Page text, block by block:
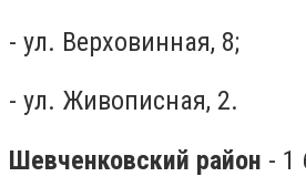
- ул. Верховинная, 8;
- ул. Живописная, 2.
Шевченковский район - 1